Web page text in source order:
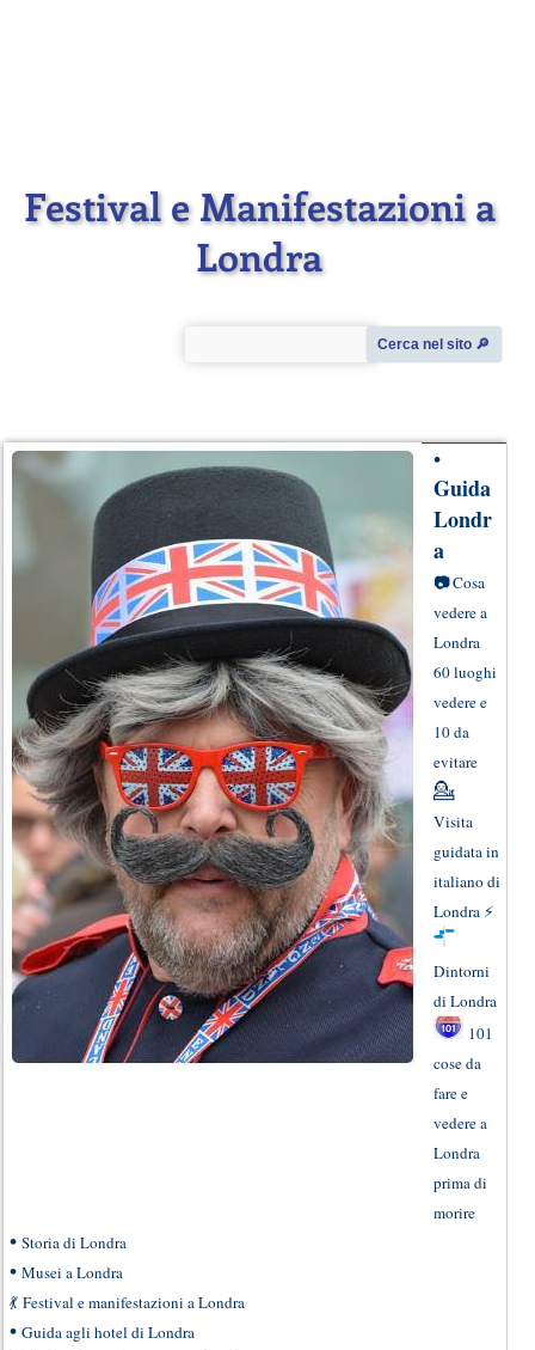
Festival e Manifestazioni a
Londra
Cerca nel sito 🔎︎
•
Guida
Londr
a
📷Cosa
vedere a
Londra
60 luoghi
vedere e
10 da
evitare
💁
Visita
guidata in
italiano di
Londra ⚡
Dintorni
di Londra
101
cose da
fare e
vedere a
Londra
prima di
morire
• Storia di Londra
• Musei a Londra
💃 Festival e manifestazioni a Londra
• Guida agli hotel di Londra